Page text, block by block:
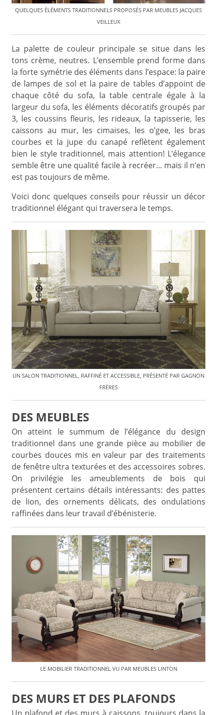
QUELQUES ÉLÉMENTS TRADITIONNELS PROPOSÉS PAR MEUBLES JACQUES
VEILLEUX
La palette de couleur principale se situe dans les
tons crème, neutres. L’ensemble prend forme dans
la forte symétrie des éléments dans l’espace: la paire
de lampes de sol et la paire de tables d’appoint de
chaque côté du sofa, la table centrale égale à la
largeur du sofa, les éléments décoratifs groupés par
3, les coussins fleuris, les rideaux, la tapisserie, les
caissons au mur, les cimaises, les o’gee, les bras
courbes et la jupe du canapé reflètent également
bien le style traditionnel, mais attention! L’élegance
semble être une qualité facile à recréer… mais il n’en
est pas toujours de même.
Voici donc quelques conseils pour réussir un décor
traditionnel élégant qui traversera le temps.
UN SALON TRADITIONNEL, RAFFINÉ ET ACCESSIBLE, PRÉSENTÉ PAR GAGNON
FRÈRES
DES MEUBLES
On atteint le summum de l’élégance du design
traditionnel dans une grande pièce au mobilier de
courbes douces mis en valeur par des traitements
de fenêtre ultra texturées et des accessoires sobres.
On privilégie les ameublements de bois qui
présentent certains détails intéressants: des pattes
de lion, des ornements délicats, des ondulations
raffinées dans leur travail d’ébénisterie.
LE MOBILIER TRADITIONNEL VU PAR MEUBLES LINTON
DES MURS ET DES PLAFONDS